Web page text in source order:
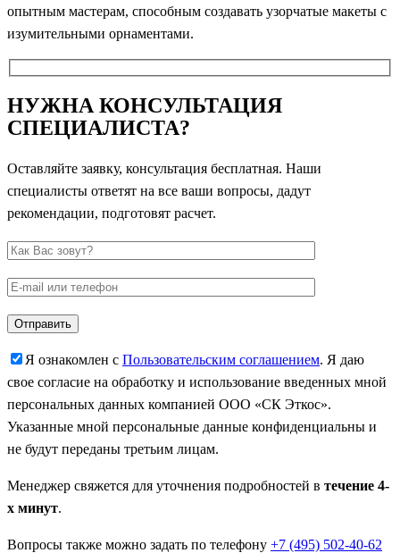
опытным мастерам, способным создавать узорчатые макеты с
изумительными орнаментами.
НУЖНА КОНСУЛЬТАЦИЯ
СПЕЦИАЛИСТА?
Оставляйте заявку, консультация бесплатная. Наши
специалисты ответят на все ваши вопросы, дадут
рекомендации, подготовят расчет.
Я ознакомлен с Пользовательским соглашением. Я даю
свое согласие на обработку и использование введенных мной
персональных данных компанией ООО «СК Эткос».
Указанные мной персональные данные конфиденциальны и
не будут переданы третьим лицам.
Менеджер свяжется для уточнения подробностей в течение 4-
х минут.
Вопросы также можно задать по телефону +7 (495) 502-40-62